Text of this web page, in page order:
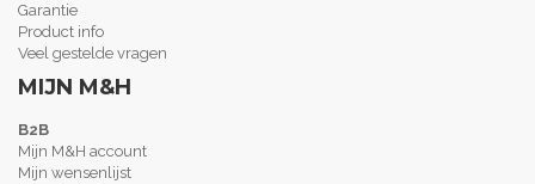
Garantie
Product info
Veel gestelde vragen
MIJN M&H
B2B
Mijn M&H account
Mijn wensenlijst